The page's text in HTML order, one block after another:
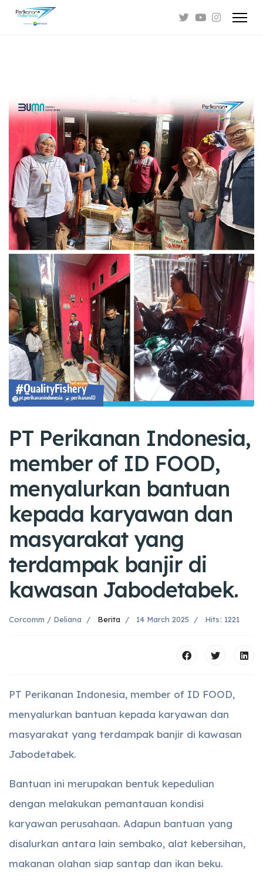
PT Perikanan Indonesia,
member of ID FOOD,
menyalurkan bantuan
kepada karyawan dan
masyarakat yang
terdampak banjir di
kawasan Jabodetabek.
Corcomm / Deliana Berita 14 March 2025 Hits: 1221
PT Perikanan Indonesia, member of ID FOOD,
menyalurkan bantuan kepada karyawan dan
masyarakat yang terdampak banjir di kawasan
Jabodetabek.
Bantuan ini merupakan bentuk kepedulian
dengan melakukan pemantauan kondisi
karyawan perusahaan. Adapun bantuan yang
disalurkan antara lain sembako, alat kebersihan,
makanan olahan siap santap dan ikan beku.